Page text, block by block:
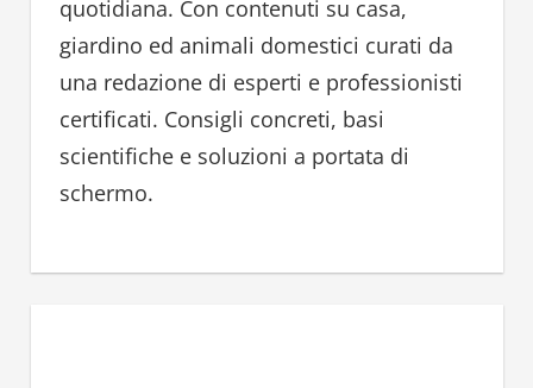
r
:
quotidiana. Con contenuti su casa,
giardino ed animali domestici curati da
una redazione di esperti e professionisti
certificati. Consigli concreti, basi
scientifiche e soluzioni a portata di
schermo.